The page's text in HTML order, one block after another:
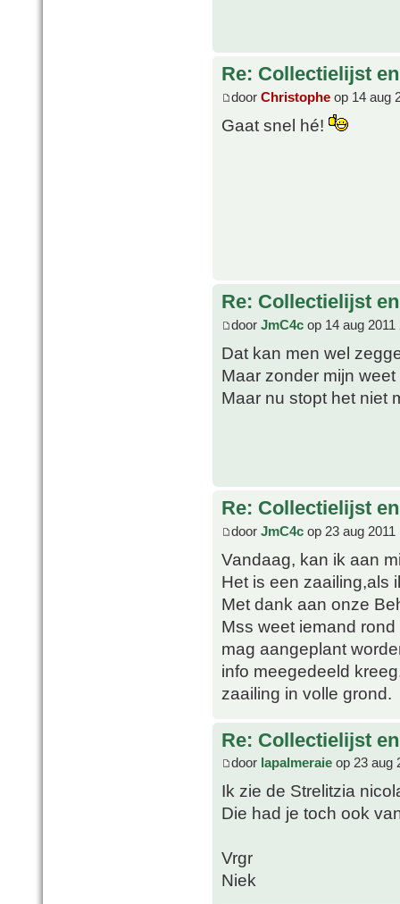
Re: Collectielijst
door Christophe op 14 aug
Gaat snel hé!
Re: Collectielijst
door JmC4c op 14 aug 2011
Dat kan men wel
Maar zonder mijn
Maar nu stopt het niet
Re: Collectielijst
door JmC4c op 23 aug 2011
Vandaag, kan ik aan
Het is een zaailing,als
Met dank aan onze
Mss weet iemand
mag aangeplant
info meegedeeld
zaailing in volle grond.
Re: Collectielijst
door lapalmeraie op 23 aug
Ik zie de Strelitzia
Die had je toch ook
Vrgr
Niek